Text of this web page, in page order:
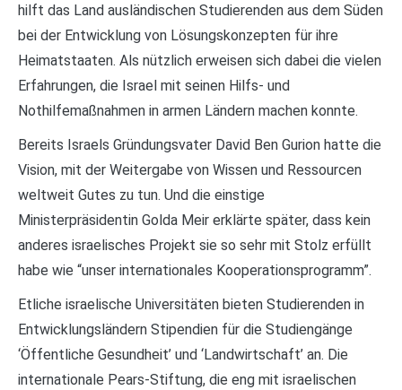
hilft das Land ausländischen Studierenden aus dem Süden
bei der Entwicklung von Lösungskonzepten für ihre
Heimatstaaten. Als nützlich erweisen sich dabei die vielen
Erfahrungen, die Israel mit seinen Hilfs- und
Nothilfemaßnahmen in armen Ländern machen konnte.
Bereits Israels Gründungsvater David Ben Gurion hatte die
Vision, mit der Weitergabe von Wissen und Ressourcen
weltweit Gutes zu tun. Und die einstige
Ministerpräsidentin Golda Meir erklärte später, dass kein
anderes israelisches Projekt sie so sehr mit Stolz erfüllt
habe wie “unser internationales Kooperationsprogramm”.
Etliche israelische Universitäten bieten Studierenden in
Entwicklungsländern Stipendien für die Studiengänge
‘Öffentliche Gesundheit’ und ‘Landwirtschaft’ an. Die
internationale Pears-Stiftung, die eng mit israelischen